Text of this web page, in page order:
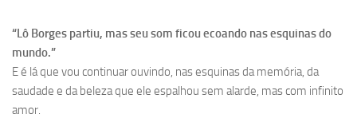
“Lô Borges partiu, mas seu som ficou ecoando nas esquinas do
mundo.”
E é lá que vou continuar ouvindo, nas esquinas da memória, da
saudade e da beleza que ele espalhou sem alarde, mas com infinito
amor.